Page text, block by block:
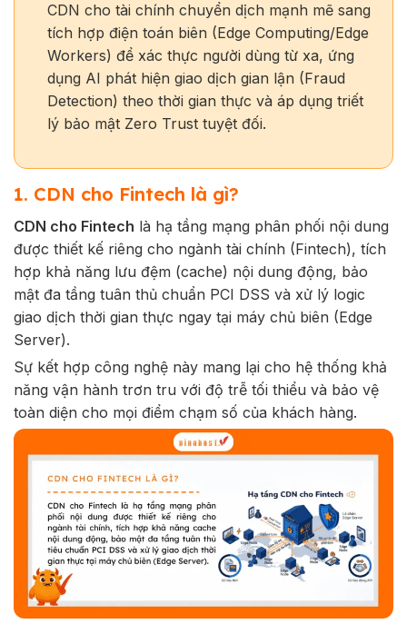
CDN cho tài chính chuyển dịch mạnh mẽ sang
tích hợp điện toán biên (Edge Computing/Edge
Workers) để xác thực người dùng từ xa, ứng
dụng AI phát hiện giao dịch gian lận (Fraud
Detection) theo thời gian thực và áp dụng triết
lý bảo mật Zero Trust tuyệt đối.
1. CDN cho Fintech là gì?
CDN cho Fintech là hạ tầng mạng phân phối nội dung
được thiết kế riêng cho ngành tài chính (Fintech), tích
hợp khả năng lưu đệm (cache) nội dung động, bảo
mật đa tầng tuân thủ chuẩn PCI DSS và xử lý logic
giao dịch thời gian thực ngay tại máy chủ biên (Edge
Server).
Sự kết hợp công nghệ này mang lại cho hệ thống khả
năng vận hành trơn tru với độ trễ tối thiểu và bảo vệ
toàn diện cho mọi điểm chạm số của khách hàng.